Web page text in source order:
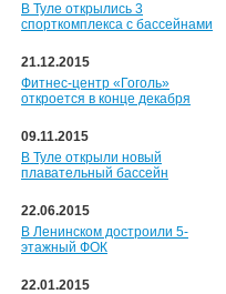
В Туле открылись 3
спорткомплекса с бассейнами
21.12.2015
Фитнес-центр «Гоголь»
откроется в конце декабря
09.11.2015
В Туле открыли новый
плавательный бассейн
22.06.2015
В Ленинском достроили 5-
этажный ФОК
22.01.2015